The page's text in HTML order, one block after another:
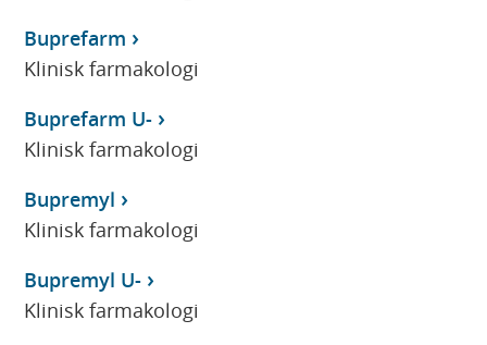
Buprefarm
Klinisk farmakologi
Buprefarm U-
Klinisk farmakologi
Bupremyl
Klinisk farmakologi
Bupremyl U-
Klinisk farmakologi